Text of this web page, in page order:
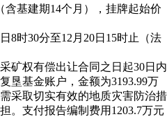
含基建期14个月），挂牌起始价
8时30分至12月20日15时止（法
矿权有偿出让合同之日起30日内
垦基金账户，金额为3193.99万
采取切实有效的地质灾害防治措
。支付报告编制费用1203.7万元